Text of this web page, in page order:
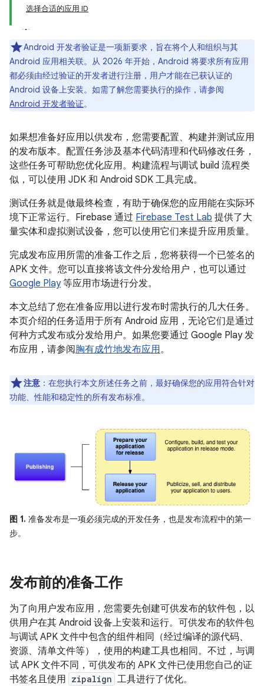
选择合适的应用 ID
Android 开发者验证是一项新要求，旨在将个人和组织与其
Android 应用相关联。从 2026 年开始，Android 将要求所有应用
都必须由经过验证的开发者进行注册，用户才能在已获认证的
Android 设备上安装。如需了解您需要执行的操作，请参阅
Android 开发者验证。
如果想准备好应用以供发布，您需要配置、构建并测试应用
的发布版本。配置任务涉及基本代码清理和代码修改任务，
这些任务可帮助您优化应用。构建流程与调试 build 流程类
似，可以使用 JDK 和 Android SDK 工具完成。
测试任务就是做最终检查，有助于确保您的应用能在实际环
境下正常运行。Firebase 通过 Firebase Test Lab 提供了大
量实体和虚拟测试设备，您可以使用它们来提升应用质量。
完成发布应用所需的准备工作之后，您将获得一个已签名的
APK 文件。您可以直接将该文件分发给用户，也可以通过
Google Play等应用市场进行分发。
本文总结了您在准备应用以进行发布时需执行的几大任务。
本页介绍的任务适用于所有 Android 应用，无论它们是通过
何种方式发布或分发给用户。如果您要通过 Google Play 发
布应用，请参阅胸有成竹地发布应用。
注意 ：在您执行本文所述任务之前，最好确保您的应用符合针对
功能、性能和稳定性的所有发布标准。
图 1. 准备发布是一项必须完成的开发任务，也是发布流程中的第一
步。
发布前的准备工作
为了向用户发布应用，您需要先创建可供发布的软件包，以
供用户在其 Android 设备上安装和运行。可供发布的软件包
与调试 APK 文件中包含的组件相同（经过编译的源代码、
资源、清单文件等），使用的构建工具也相同。不过，与调
试 APK 文件不同，可供发布的 APK 文件已使用您自己的证
书签名且使用 zipalign 工具进行了优化。